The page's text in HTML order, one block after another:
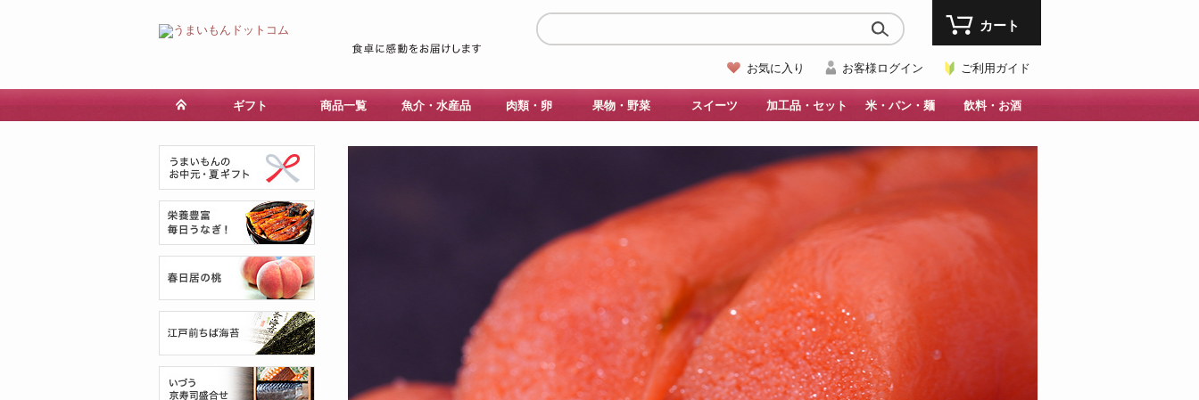
お気に入り お客様ログイン ご利用ガイド
カート
ギフト 商品一覧 魚介・水産品 肉類・卵 果物・野菜 スイーツ 加工品・セット 米・パン・麺 飲料・お酒